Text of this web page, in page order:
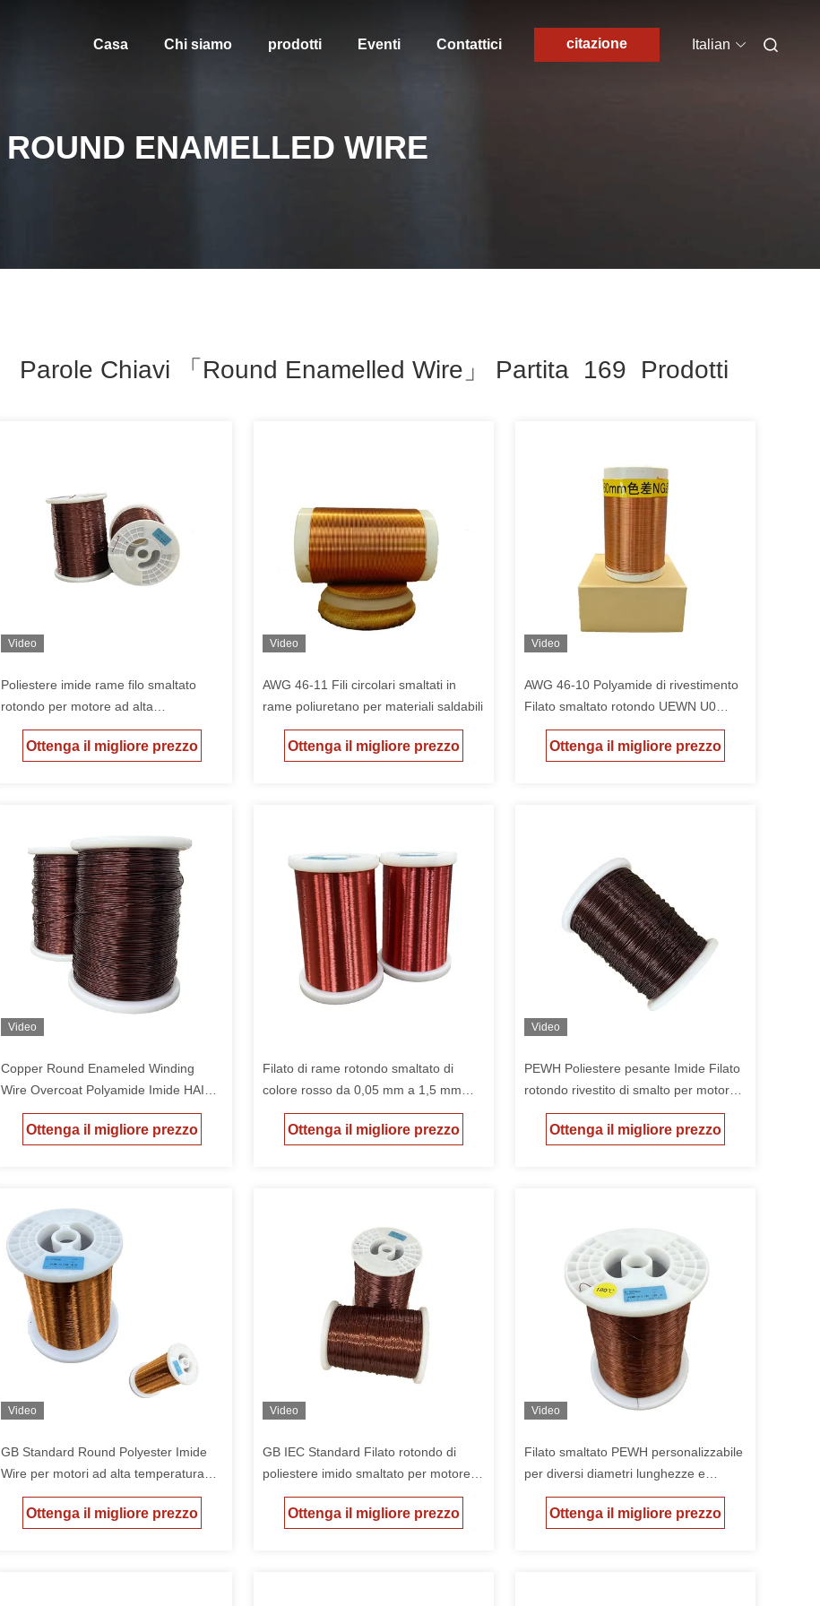
Casa Chi siamo prodotti Eventi Contattici citazione Italian
ROUND ENAMELLED WIRE
Parole Chiavi 「round Enamelled Wire」 Partita 169 Prodotti
Video
Poliestere imide rame filo smaltato
rotondo per motore ad alta
temperatura
Ottenga il migliore prezzo
Video
AWG 46-11 Fili circolari smaltati in
rame poliuretano per materiali saldabili
Ottenga il migliore prezzo
Video
AWG 46-10 Polyamide di rivestimento
Filato smaltato rotondo UEWN U0
Classe termica 130
Ottenga il migliore prezzo
Video
Copper Round Enameled Winding
Wire Overcoat Polyamide Imide HAI
singolo
Ottenga il migliore prezzo
Filato di rame rotondo smaltato di
colore rosso da 0,05 mm a 1,5 mm
adatto alle apparecchiature di
comunicazione
Ottenga il migliore prezzo
Video
PEWH Poliestere pesante Imide Filato
rotondo rivestito di smalto per motore
ad alta temperatura
Ottenga il migliore prezzo
Video
GB Standard Round Polyester Imide
Wire per motori ad alta temperatura
con colori naturali
Ottenga il migliore prezzo
Video
GB IEC Standard Filato rotondo di
poliestere imido smaltato per motore
ad alta temperatura
Ottenga il migliore prezzo
Video
Filato smaltato PEWH personalizzabile
per diversi diametri lunghezze e
opzioni di spessore dell'isolamento
Ottenga il migliore prezzo